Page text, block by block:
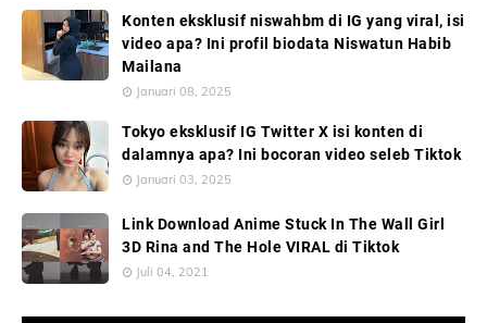
Konten eksklusif niswahbm di IG yang viral, isi
video apa? Ini profil biodata Niswatun Habib
Mailana
Januari 08, 2025
Tokyo eksklusif IG Twitter X isi konten di
dalamnya apa? Ini bocoran video seleb Tiktok
Januari 03, 2025
Link Download Anime Stuck In The Wall Girl
3D Rina and The Hole VIRAL di Tiktok
Juli 04, 2021